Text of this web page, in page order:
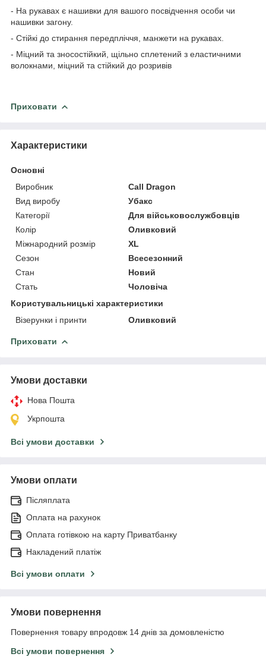
- На рукавах є нашивки для вашого посвідчення особи чи
нашивки загону.
- Стійкі до стирання передпліччя, манжети на рукавах.
- Міцний та зносостійкий, щільно сплетений з еластичними
волокнами, міцний та стійкий до розривів
Приховати
Характеристики
Основні
Виробник
Call Dragon
Вид виробу
Убакс
Категорії
Для військовослужбовців
Колір
Оливковий
Міжнародний розмір
XL
Сезон
Всесезонний
Стан
Новий
Стать
Чоловіча
Користувальницькі характеристики
Візерунки і принти
Оливковий
Приховати
Умови доставки
Нова Пошта
Укрпошта
Всі умови доставки
Умови оплати
Післяплата
Оплата на рахунок
Оплата готівкою на карту Приватбанку
Накладений платіж
Всі умови оплати
Умови повернення
Повернення товару впродовж 14 днів за домовленістю
Всі умови повернення